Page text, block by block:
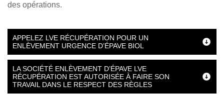
des opérations.
APPELEZ LVE RÉCUPÉRATION POUR UN
ENLÈVEMENT URGENCE D’ÉPAVE BIOL
LA SOCIÉTÉ ENLÈVEMENT D’ÉPAVE LVE
RÉCUPÉRATION EST AUTORISÉE À FAIRE SON
TRAVAIL DANS LE RESPECT DES RÈGLES